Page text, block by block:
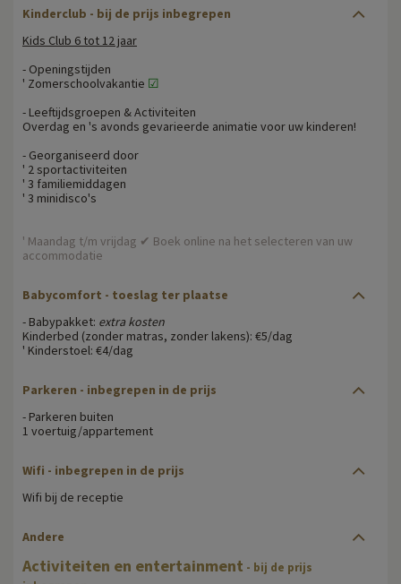
Kinderclub - bij de prijs inbegrepen
Kids Club 6 tot 12 jaar
- Openingstijden
' Zomerschoolvakantie ☑
- Leeftijdsgroepen & Activiteiten
Overdag en 's avonds gevarieerde animatie voor uw kinderen!
- Georganiseerd door
' 2 sportactiviteiten
' 3 familiemiddagen
' 3 minidisco's
' Maandag t/m vrijdag ✔ Boek online na het selecteren van uw
accommodatie
Babycomfort - toeslag ter plaatse
- Babypakket: extra kosten
Kinderbed (zonder matras, zonder lakens): €5/dag
' Kinderstoel: €4/dag
Parkeren - inbegrepen in de prijs
- Parkeren buiten
1 voertuig/appartement
Wifi - inbegrepen in de prijs
Wifi bij de receptie
Andere
Activiteiten en entertainment - bij de prijs